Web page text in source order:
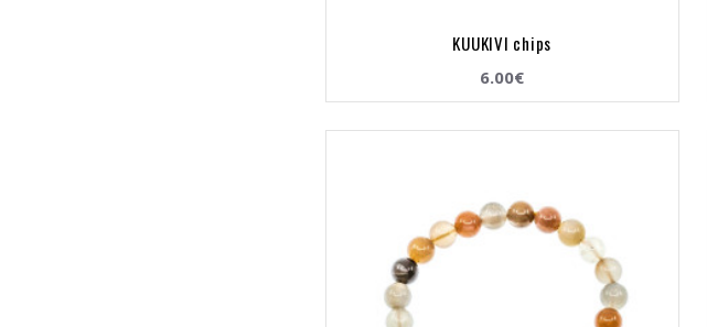
KUUKIVI chips
6.00€